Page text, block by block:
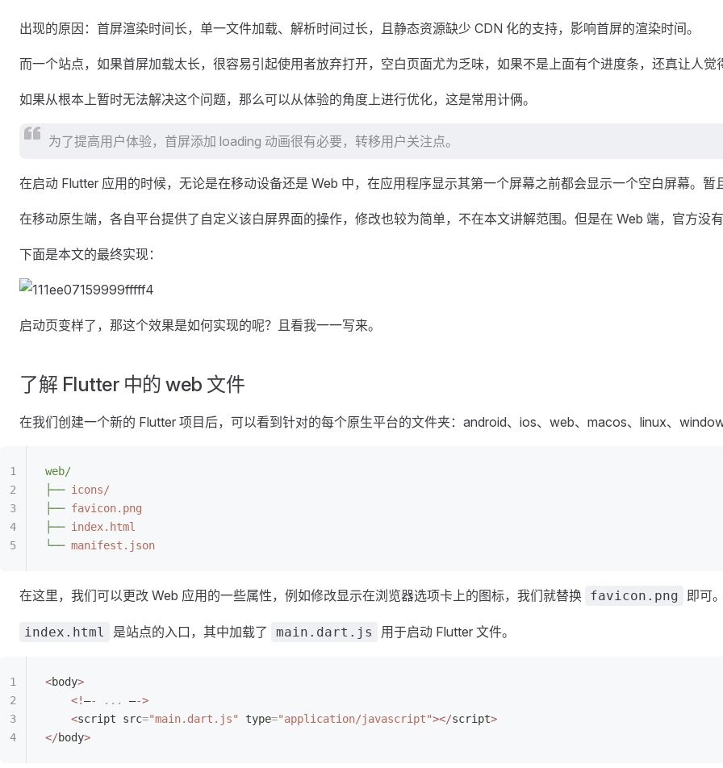
出现的原因：首屏渲染时间长，单一文件加载、解析时间过长，且静态资源缺少 CDN 化的支持，影响首屏的渲染时间。
而一个站点，如果首屏加载太长，很容易引起使用者放弃打开，空白页面尤为乏味，如果不是上面有个进度条，还真让人觉
如果从根本上暂时无法解决这个问题，那么可以从体验的角度上进行优化，这是常用计俩。
为了提高用户体验，首屏添加 loading 动画很有必要，转移用户关注点。
在启动 Flutter 应用的时候，无论是在移动设备还是 Web 中，在应用程序显示其第一个屏幕之前都会显示一个空白屏幕。暂
在移动原生端，各自平台提供了自定义该白屏界面的操作，修改也较为简单，不在本文讲解范围。但是在 Web 端，官方没
下面是本文的最终实现：
启动页变样了，那这个效果是如何实现的呢？且看我一一写来。
了解 Flutter 中的 web 文件
在我们创建一个新的 Flutter 项目后，可以看到针对的每个原生平台的文件夹：android、ios、web、macos、linux、
web/
├── icons/
├── favicon.png
├── index.html
└── manifest.json
在这里，我们可以更改 Web 应用的一些属性，例如修改显示在浏览器选项卡上的图标，我们就替换 favicon.png 即可。
index.html 是站点的入口，其中加载了 main.dart.js 用于启动 Flutter 文件。
<body>
	<!
—- ... —->
	<
script src="main.dart.js" type="application/javascript"></script>
</body>